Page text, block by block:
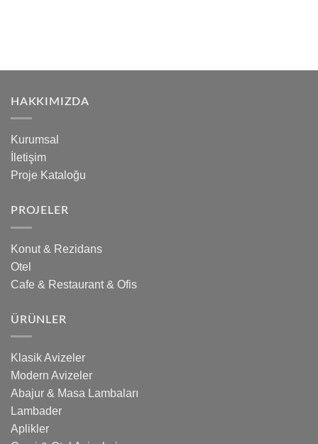
HAKKIMIZDA
Kurumsal
İletişim
Proje Kataloğu
PROJELER
Konut & Rezidans
Otel
Cafe & Restaurant & Ofis
ÜRÜNLER
Klasik Avizeler
Modern Avizeler
Abajur & Masa Lambaları
Lambader
Aplikler